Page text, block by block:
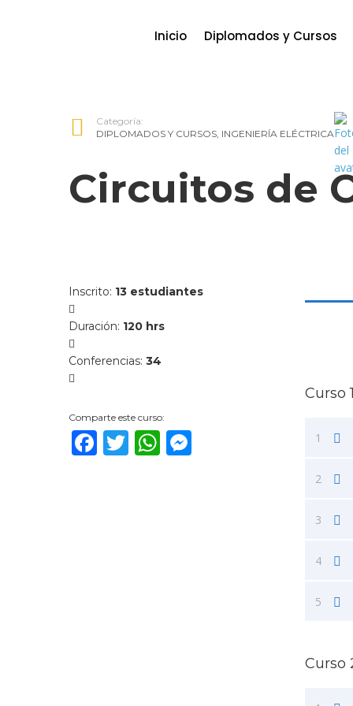
Inicio Diplomados y Cursos
Categoría:
DIPLOMADOS Y CURSOS, INGENIERÍA ELÉCTRICA
Circuitos de
Inscrito: 13 estudiantes
Duración: 120 hrs
Conferencias: 34
Comparte este curso:
Facebook
TwitterWhatsApp
Messenger
Curso 1
1
2
3
4
5
Curso